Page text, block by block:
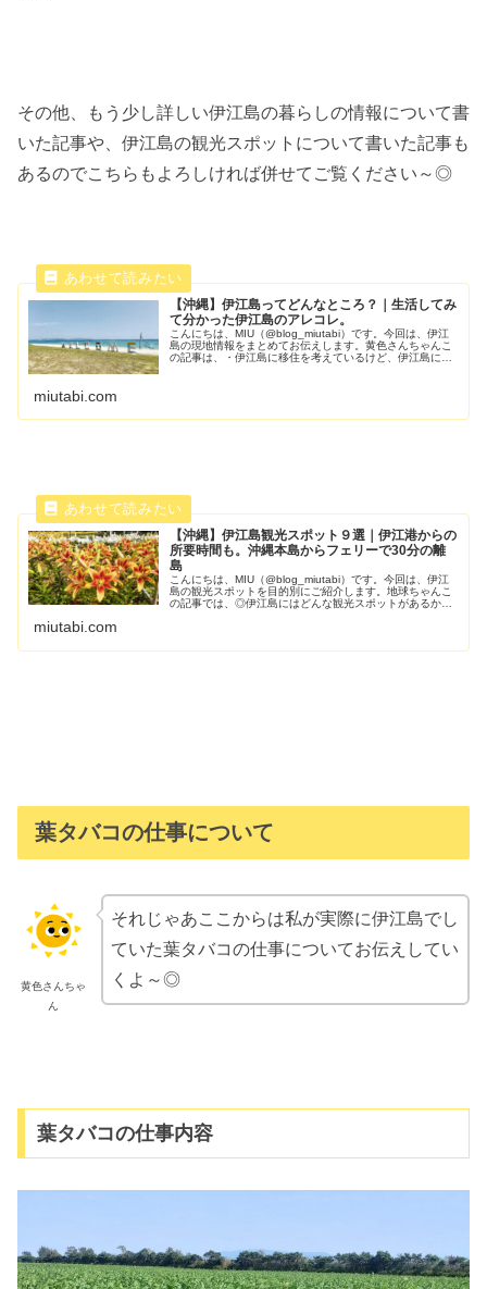
その他、もう少し詳しい伊江島の暮らしの情報について書
いた記事や、伊江島の観光スポットについて書いた記事も
あるのでこちらもよろしければ併せてご覧ください～◎
【沖縄】伊江島ってどんなところ？｜生活してみ
て分かった伊江島のアレコレ。
こんにちは、MIU（@blog_miutabi）です。今回は、伊江
島の現地情報をまとめてお伝えします。黄色さんちゃんこ
の記事は、・伊江島に移住を考えているけど、伊江島には
miutabi.com
【沖縄】伊江島観光スポット９選｜伊江港からの
所要時間も。沖縄本島からフェリーで30分の離
島
こんにちは、MIU（@blog_miutabi）です。今回は、伊江
島の観光スポットを目的別にご紹介します。地球ちゃんこ
の記事では、◎伊江島にはどんな観光スポットがあるか◎
miutabi.com
葉タバコの仕事について
黄色さんちゃ
ん
それじゃあここからは私が実際に伊江島でし
ていた葉タバコの仕事についてお伝えしてい
くよ～◎
葉タバコの仕事内容